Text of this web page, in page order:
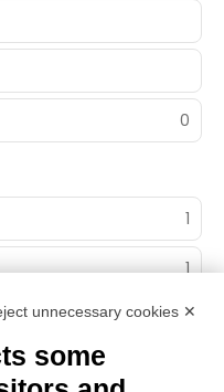
0
1
1
unnecessary cookies ✕
some